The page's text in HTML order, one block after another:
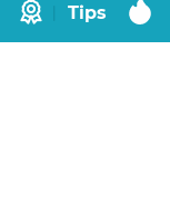
Tips